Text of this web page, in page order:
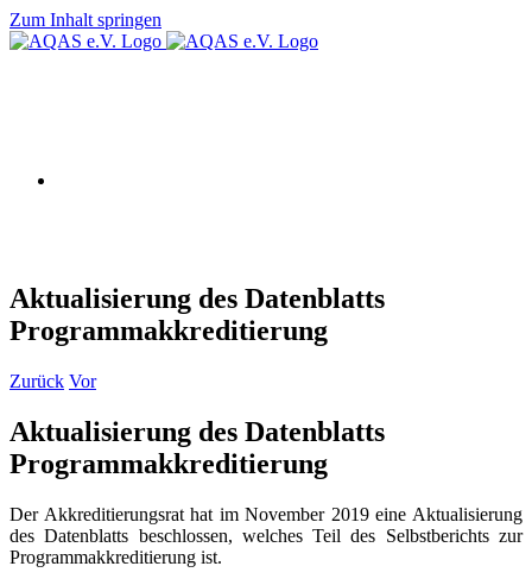
Zum Inhalt springen
Aktualisierung des Datenblatts
Programmakkreditierung
Zurück Vor
Aktualisierung des Datenblatts
Programmakkreditierung
Der Akkreditierungsrat hat im November 2019 eine Aktualisierung
des Datenblatts beschlossen, welches Teil des Selbstberichts zur
Programmakkreditierung ist.